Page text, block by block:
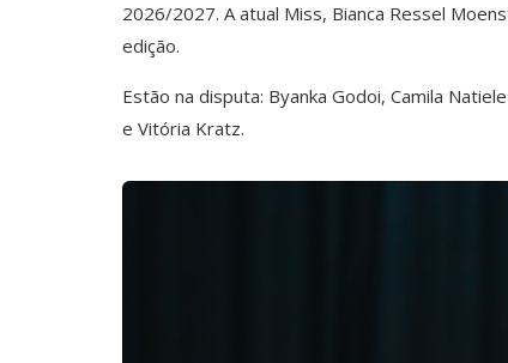
2026/2027. A atual Miss, Bianca Ressel
edição.
Estão na disputa: Byanka Godoi, Camila
e Vitória Kratz.